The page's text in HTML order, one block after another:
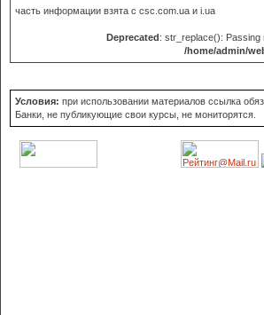
часть информации взята с csc.com.ua и i.ua
Deprecated: str_replace(): Passing
/home/admin/
Условия: при использовании материалов ссылка
Банки, не публикующие свои курсы, не мониторятся.